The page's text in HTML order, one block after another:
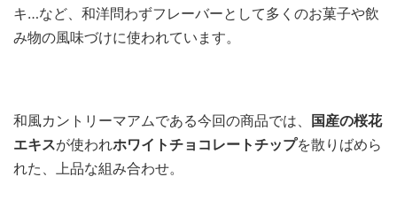
キ…など、和洋問わずフレーバーとして多くのお菓子や飲
み物の風味づけに使われています。
和風カントリーマアムである今回の商品では、
国産の桜花
エキスが使われホワイトチョコレートチップを散りばめら
れた、上品な組み合わせ。